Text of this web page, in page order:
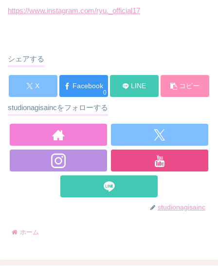
https://www.instagram.com/ryu._official17
シェアする
X Facebook
0
LINE コピー
studionagisaincをフォローする
studionagisainc
ホーム